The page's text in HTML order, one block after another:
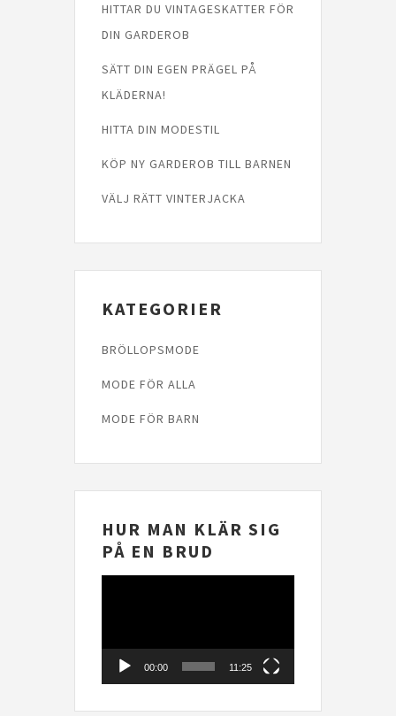
HITTAR DU VINTAGESKATTER FÖR
DIN GARDEROB
SÄTT DIN EGEN PRÄGEL PÅ
KLÄDERNA!
HITTA DIN MODESTIL
KÖP NY GARDEROB TILL BARNEN
VÄLJ RÄTT VINTERJACKA
KATEGORIER
BRÖLLOPSMODE
MODE FÖR ALLA
MODE FÖR BARN
HUR MAN KLÄR SIG
PÅ EN BRUD
00:00 11:25